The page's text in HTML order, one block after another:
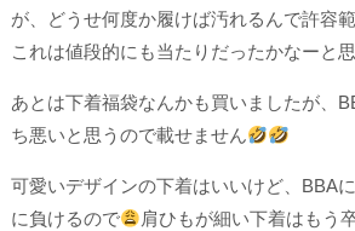
が、どうせ何度か履けば汚れるんで許容範
これは値段的にも当たりだったかなーと思
あとは下着福袋なんかも買いましたが、
ち悪いと思うので載せません
可愛いデザインの下着はいいけど、BBA
に負けるので
肩ひもが細い下着はもう